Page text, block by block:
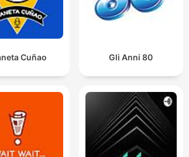
Cuñao Gli Anni 80